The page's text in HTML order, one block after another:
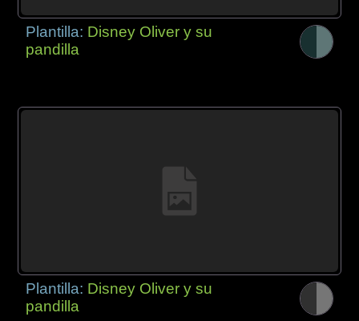
Plantilla: Disney Oliver y su
pandilla
Plantilla: Disney Oliver y su
pandilla